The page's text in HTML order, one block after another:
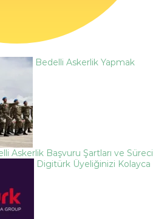
Bedelli Askerlik Yapmak
Askerlik Başvuru Şartları ve Süreci
Digitürk Üyeliğinizi Kolayca